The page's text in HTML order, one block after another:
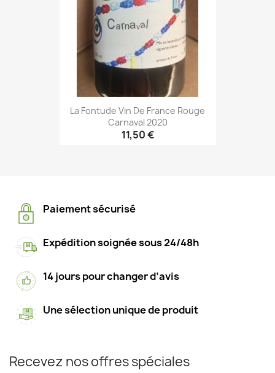
La Fontude Vin De France Rouge
Carnaval 2020
11,50 €
Paiement sécurisé
Expédition soignée sous 24/48h
14 jours pour changer d’avis
Une sélection unique de produit
Recevez nos offres spéciales